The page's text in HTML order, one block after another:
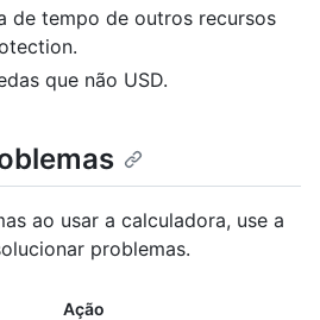
de tempo de outros recursos
que não USD.
ao usar a calculadora, use a
problemas.
Ação